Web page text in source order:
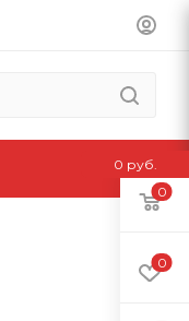
0
0
0 руб.